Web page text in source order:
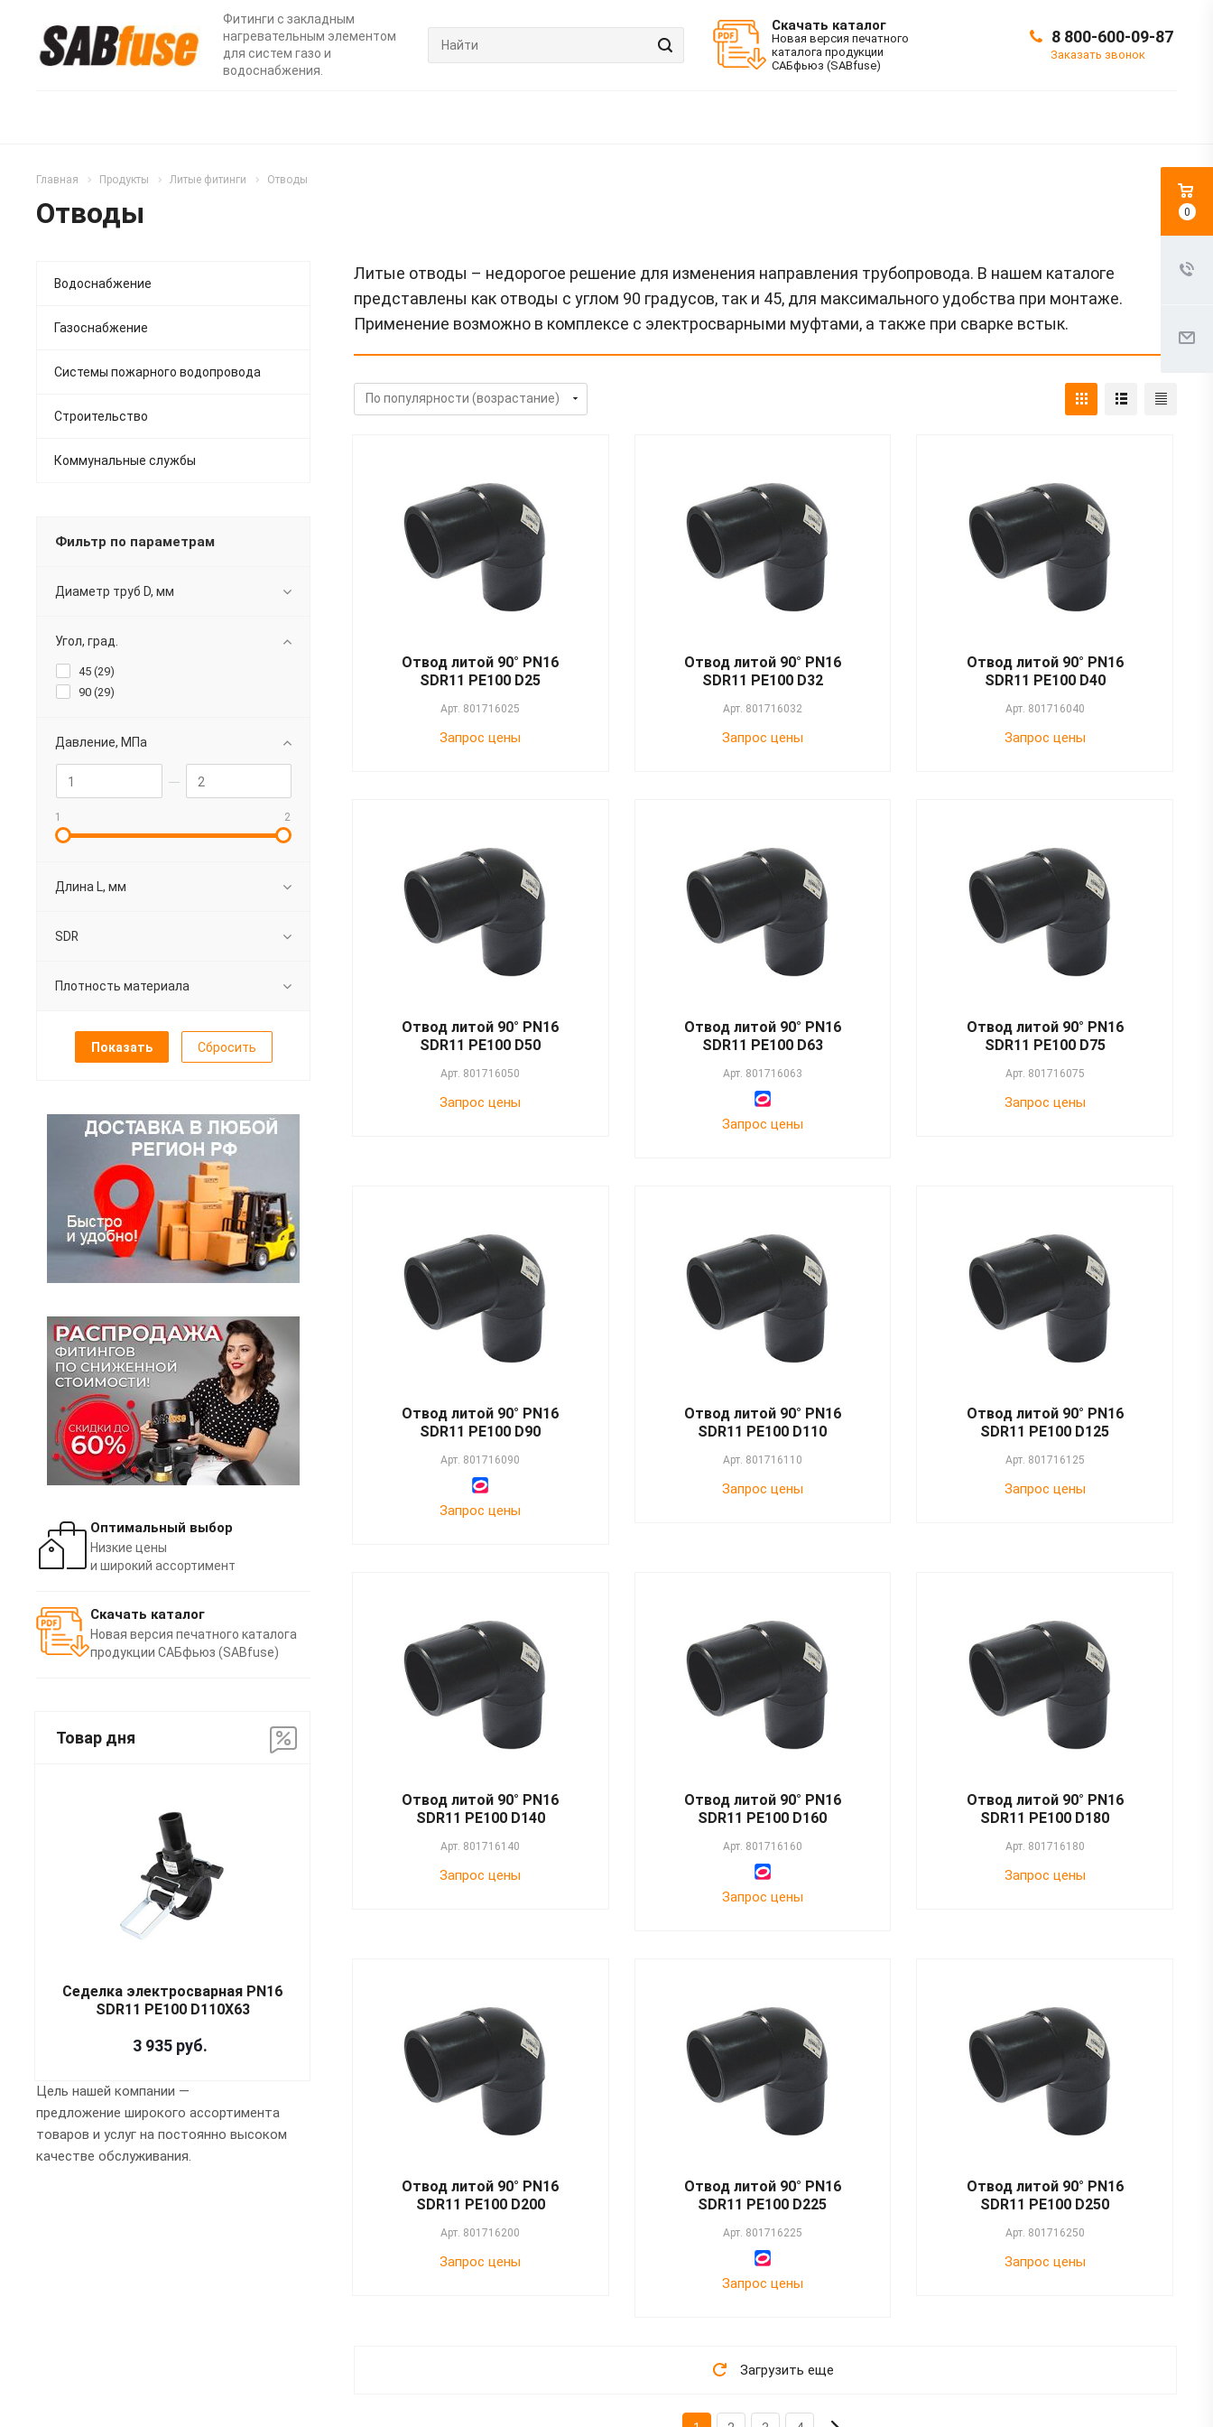
Фитинги с закладным
нагревательным элементом
для систем газо и
водоснабжения.
Скачать каталог
Новая версия печатного
каталога продукции
САБфьюз (SABfuse)
8 800-600-09-87
Заказать звонок
Главная Продукты Литые фитинги Отводы
Отводы
Литые отводы – недорогое решение для изменения направления трубопровода. В нашем каталоге
представлены как отводы с углом 90 градусов, так и 45, для максимального удобства при монтаже.
Применение возможно в комплексе с электросварными муфтами, а также при сварке встык.
Отвод литой 90° PN16
SDR11 PE100 D25
Арт. 801716025
Запрос цены
Отвод литой 90° PN16
SDR11 PE100 D32
Арт. 801716032
Запрос цены
Отвод литой 90° PN16
SDR11 PE100 D40
Арт. 801716040
Запрос цены
Отвод литой 90° PN16
SDR11 PE100 D50
Арт. 801716050
Запрос цены
Отвод литой 90° PN16
SDR11 PE100 D63
Арт. 801716063
Запрос цены
Отвод литой 90° PN16
SDR11 PE100 D75
Арт. 801716075
Запрос цены
Отвод литой 90° PN16
SDR11 PE100 D90
Арт. 801716090
Запрос цены
Отвод литой 90° PN16
SDR11 PE100 D110
Арт. 801716110
Запрос цены
Отвод литой 90° PN16
SDR11 PE100 D125
Арт. 801716125
Запрос цены
Отвод литой 90° PN16
SDR11 PE100 D140
Арт. 801716140
Запрос цены
Отвод литой 90° PN16
SDR11 PE100 D160
Арт. 801716160
Запрос цены
Отвод литой 90° PN16
SDR11 PE100 D180
Арт. 801716180
Запрос цены
Отвод литой 90° PN16
SDR11 PE100 D200
Арт. 801716200
Запрос цены
Отвод литой 90° PN16
SDR11 PE100 D225
Арт. 801716225
Запрос цены
Отвод литой 90° PN16
SDR11 PE100 D250
Арт. 801716250
Запрос цены
Загрузить еще
Водоснабжение
Газоснабжение
Системы пожарного водопровода
Строительство
Коммунальные службы
Фильтр по параметрам
Диаметр труб D, мм
Угол, град.
45 (29)
90 (29)
Давление, МПа
1 2
Длина L, мм
SDR
Плотность материала
Сбросить
Оптимальный выбор
Низкие цены
и широкий ассортимент
Скачать каталог
Новая версия печатного каталога
продукции САБфьюз (SABfuse)
Товар дня
Седелка электросварная PN16
SDR11 PE100 D110X63
3 935 руб.
Цель нашей компании —
предложение широкого ассортимента
товаров и услуг на постоянно высоком
качестве обслуживания.
0